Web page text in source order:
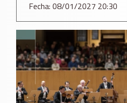
Fecha: 08/01/2027 20:30